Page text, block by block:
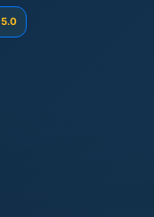
5.0